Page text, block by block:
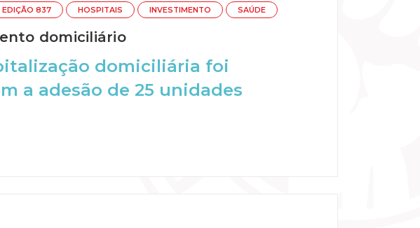
EDIÇÃO 837 HOSPITAIS INVESTIMENTO SAÚDE
domiciliário
domiciliária foi
a adesão de 25 unidades